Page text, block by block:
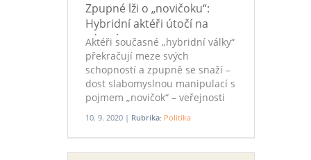
Zpupné lži o „novičoku“:
Hybridní aktéři útočí na
zdravý rozum
Aktéři současné „hybridní války“
překračují meze svých
schopností a zpupně se snaží –
dost slabomyslnou manipulací s
pojmem „novičok“ – veřejnosti
pověsit na nos obrovského
hejla. A nejen to. Pyšně
opouštějí civilizovaný svět, který
od pradávna charakterizuje
10. 9. 2020 | Rubrika: Politika